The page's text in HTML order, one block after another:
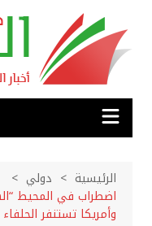
المحتوى
الرئيسية
دولي
اضطراب في المحيط
وأمريكا تستنفر الحلفاء